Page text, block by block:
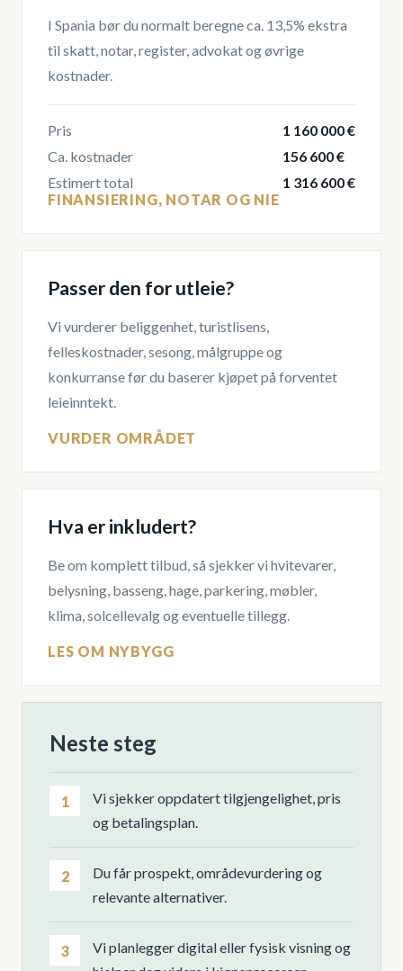
I Spania bør du normalt beregne ca. 13,5% ekstra
til skatt, notar, register, advokat og øvrige
kostnader.
Pris
1 160 000 €
Ca. kostnader
156 600 €
Estimert total
1 316 600 €
FINANSIERING, NOTAR OG NIE
Passer den for utleie?
Vi vurderer beliggenhet, turistlisens,
felleskostnader, sesong, målgruppe og
konkurranse før du baserer kjøpet på forventet
leieinntekt.
VURDER OMRÅDET
Hva er inkludert?
Be om komplett tilbud, så sjekker vi hvitevarer,
belysning, basseng, hage, parkering, møbler,
klima, solcellevalg og eventuelle tillegg.
LES OM NYBYGG
Neste steg
1
Vi sjekker oppdatert tilgjengelighet, pris
og betalingsplan.
2
Du får prospekt, områdevurdering og
relevante alternativer.
3
Vi planlegger digital eller fysisk visning og